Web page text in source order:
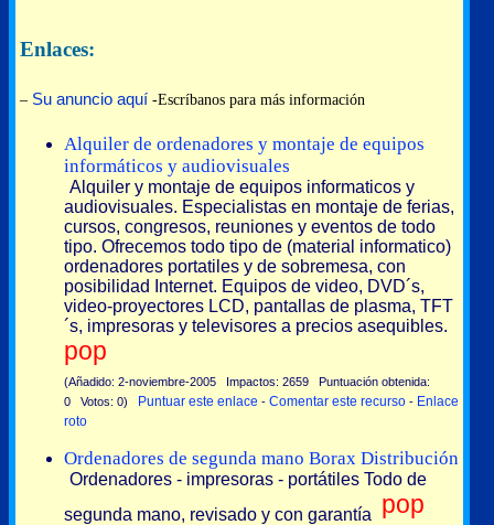
Enlaces:
– Su anuncio aquí -Escríbanos para más información
Alquiler de ordenadores y montaje de equipos
informáticos y audiovisuales
Alquiler y montaje de equipos informaticos y
audiovisuales. Especialistas en montaje de ferias,
cursos, congresos, reuniones y eventos de todo
tipo. Ofrecemos todo tipo de (material informatico)
ordenadores portatiles y de sobremesa, con
posibilidad Internet. Equipos de video, DVD´s,
video-proyectores LCD, pantallas de plasma, TFT
´s, impresoras y televisores a precios asequibles.
pop
(Añadido: 2-noviembre-2005 Impactos: 2659 Puntuación obtenida:
0 Votos: 0)
Puntuar este enlace - Comentar este recurso - Enlace
roto
Ordenadores de segunda mano Borax Distribución
Ordenadores - impresoras - portátiles Todo de
segunda mano, revisado y con garantía
pop